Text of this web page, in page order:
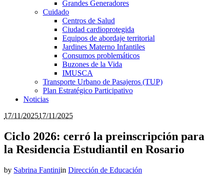
Grandes Generadores
Cuidado
Centros de Salud
Ciudad cardioprotegida
Equipos de abordaje territorial
Jardines Materno Infantiles
Consumos problemáticos
Buzones de la Vida
IMUSCA
Transporte Urbano de Pasajeros (TUP)
Plan Estratégico Participativo
Noticias
17/11/202517/11/2025
Ciclo 2026: cerró la preinscripción para
la Residencia Estudiantil en Rosario
by Sabrina Fantiniin Dirección de Educación